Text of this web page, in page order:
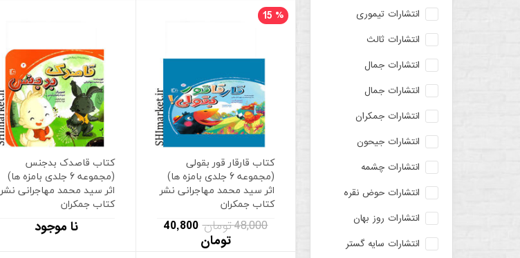
انتشارات تیموری
انتشارات ثالث
انتشارات جمال
انتشارات جمال
انتشارات جمکران
انتشارات جیحون
انتشارات چشمه
انتشارات حوض نقره
انتشارات روز بهان
انتشارات سایه گستر
کتاب قارقار قور بقولی
(مجموعه 6 جلدی بامزه ها)
اثر سید محمد مهاجرانی نشر
کتاب جمکران
15 %
48,000 تومان
40,800
تومان
کتاب قاصدک بدجنس
(مجموعه 6 جلدی بامزه ها)
اثر سید محمد مهاجرانی نشر
کتاب جمکران
نا موجود